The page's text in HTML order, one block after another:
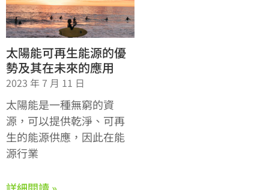
太陽能可再生能源的優
勢及其在未來的應用
2023 年 7 月 11 日
太陽能是一種無窮的資
源，可以提供乾淨、可再
生的能源供應，因此在能
源行業